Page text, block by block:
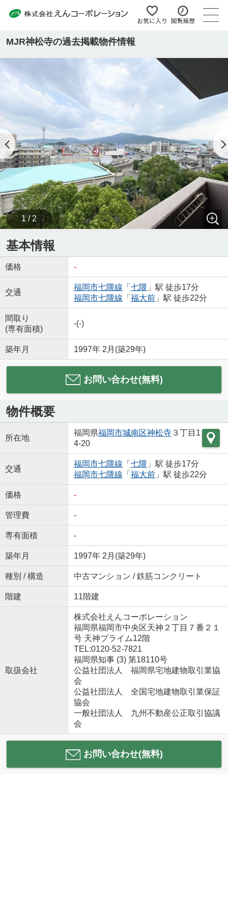
MJR神松寺の過去掲載物件情報
1 / 2
基本情報
価格 -
交通
福岡市七隈線 「 七隈」駅 徒歩17分
福岡市七隈線 「 福大前」駅 徒歩22分
間取り
(専有面積)
-(-)
築年月 1997年 2月(築29年)
お問い合わせ(無料)
物件概要
所在地
福岡県福岡市城南区神松寺３丁目1
4-20
交通
福岡市七隈線 「 七隈」駅 徒歩17分
福岡市七隈線 「 福大前」駅 徒歩22分
価格 -
管理費 -
専有面積 -
築年月 1997年 2月(築29年)
種別 / 構造 中古マンション / 鉄筋コンクリート
階建 11階建
取扱会社
株式会社えんコーポレーション
福岡県福岡市中央区天神２丁目７番２１
号 天神プライム12階
TEL:0120-52-7821
福岡県知事 (3) 第18110号
公益社団法人 福岡県宅地建物取引業協
会
公益社団法人 全国宅地建物取引業保証
協会
一般社団法人 九州不動産公正取引協議
会
お問い合わせ(無料)